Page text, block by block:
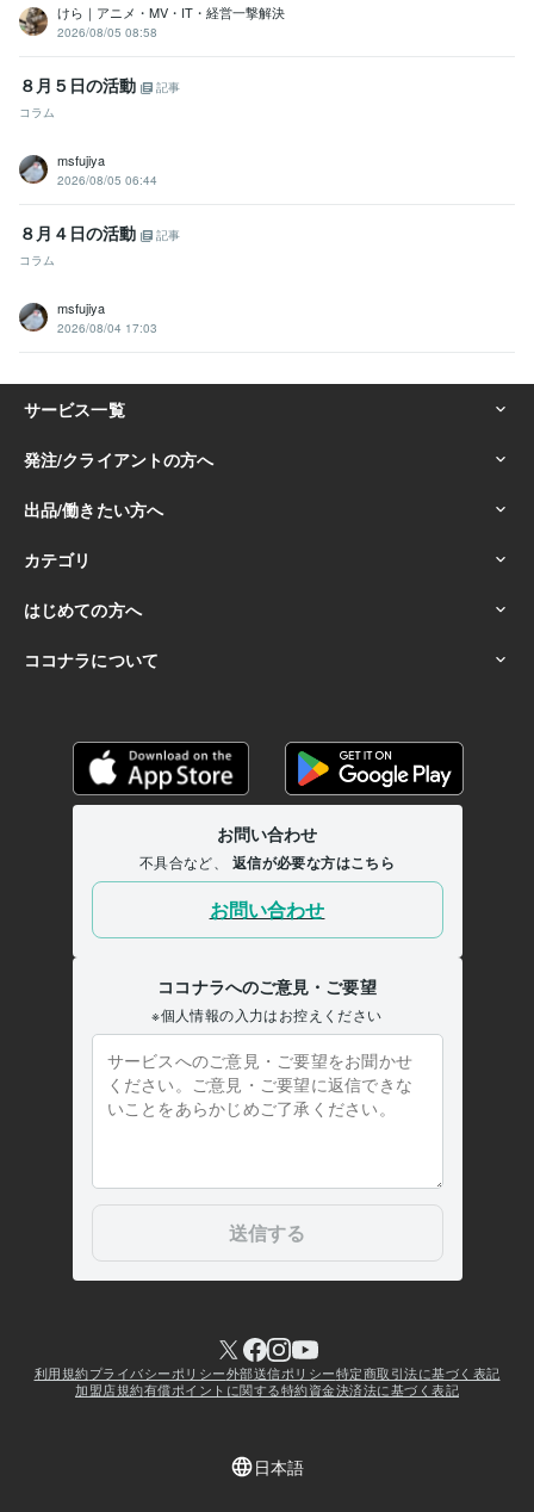
けら｜アニメ・MV・IT・経営一撃解決
2026/08/05 08:58
８月５日の活動
記事
コラム
msfujiya
2026/08/05 06:44
８月４日の活動
記事
コラム
msfujiya
2026/08/04 17:03